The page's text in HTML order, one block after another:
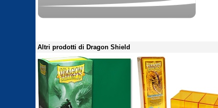
Altri prodotti di Dragon Shield